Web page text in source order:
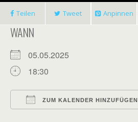
Teilen Tweet Anpinnen
WANN
05.05.2025
18:30
ZUM KALENDER HINZUFÜGEN